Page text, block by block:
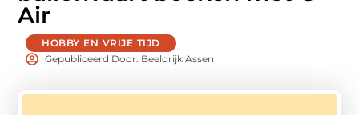
Air
HOBBY EN VRIJE TIJD
Gepubliceerd Door: Beeldrijk Assen